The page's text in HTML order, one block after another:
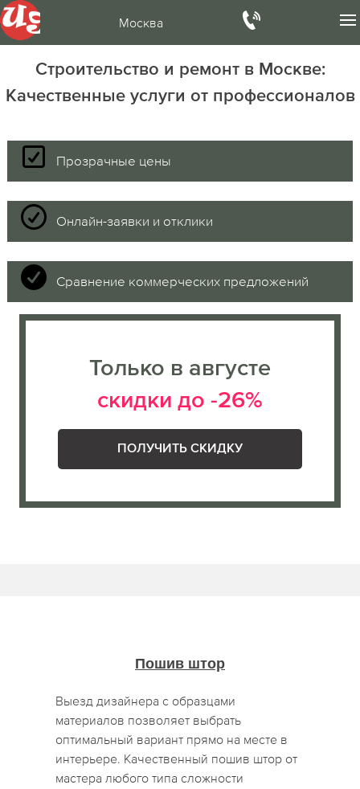
Москва
Строительство и ремонт в Москве:
Качественные услуги от профессионалов
Прозрачные цены
Онлайн-заявки и отклики
Сравнение коммерческих предложений
Только в августе
скидки до -26%
ПОЛУЧИТЬ СКИДКУ
Пошив штор
Выезд дизайнера с образцами
материалов позволяет выбрать
оптимальный вариант прямо на месте в
интерьере. Качественный пошив штор от
мастера любого типа сложности